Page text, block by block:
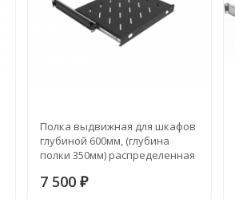
Полка выдвижная для шкафов
глубиной 600мм, (глубина
полки 350мм) распределенная
(SNR-SHELF-06035-20BS)
7 500 ₽